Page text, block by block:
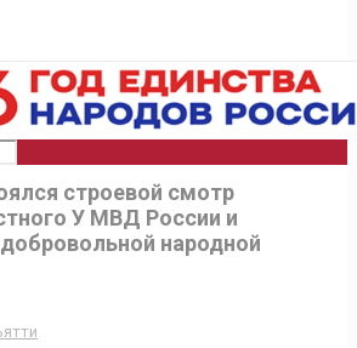
строевой смотр
У МВД России и
народной